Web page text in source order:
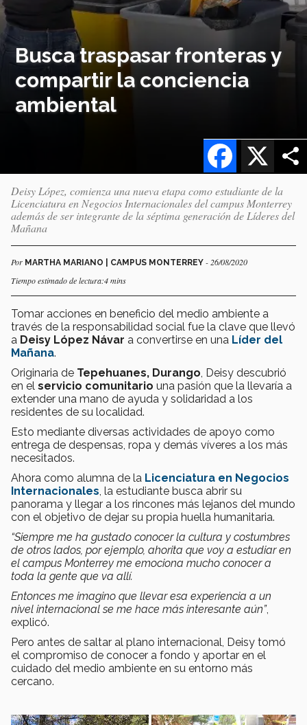
Busca traspasar fronteras y
compartir la conciencia
ambiental
X
Facebook
Deisy López, comienza una nueva etapa como estudiante de la
Licenciatura en Negocios Internacionales del campus Monterrey
además de ser integrante de la séptima generación de Líderes del
Mañana
Por MARTHA MARIANO | CAMPUS MONTERREY - 26/08/2020
Tiempo estimado de lectura:4 mins
Tomar acciones en beneficio del medio ambiente a
través de la responsabilidad social fue la clave que llevó
a Deisy López Návar a convertirse en una Líder del
Mañana.
Originaria de Tepehuanes, Durango , Deisy descubrió
en el servicio comunitario una pasión que la llevaría a
extender una mano de ayuda y solidaridad a los
residentes de su localidad.
Esto mediante diversas actividades de apoyo como
entrega de despensas, ropa y demás víveres a los más
necesitados.
Ahora como alumna de la Licenciatura en Negocios
Internacionales , la estudiante busca abrir su
panorama y llegar a los rincones más lejanos del mundo
con el objetivo de dejar su propia huella humanitaria.
“Siempre me ha gustado conocer la cultura y costumbres
de otros lados, por ejemplo, ahorita que voy a estudiar en
el campus Monterrey me emociona mucho conocer a
toda la gente que va allí.
Entonces me imagino que llevar esa experiencia a un
nivel internacional se me hace más interesante aún”,
explicó.
Pero antes de saltar al plano internacional, Deisy tomó
el compromiso de conocer a fondo y aportar en el
cuidado del medio ambiente en su entorno más
cercano.